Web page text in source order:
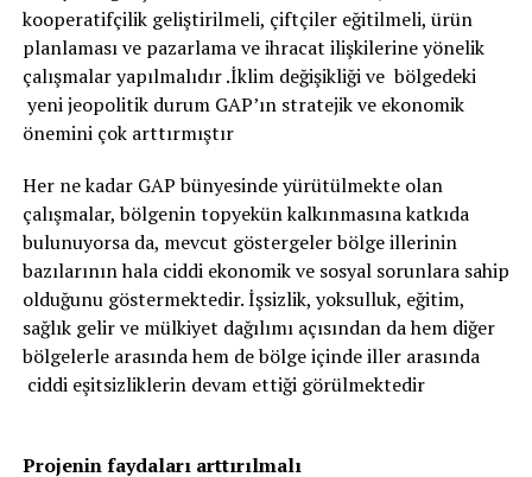
kooperatifçilik geliştirilmeli, çiftçiler eğitilmeli, ürün
planlaması ve pazarlama ve ihracat ilişkilerine yönelik
çalışmalar yapılmalıdır .İklim değişikliği ve bölgedeki
yeni jeopolitik durum GAP’ın stratejik ve ekonomik
önemini çok arttırmıştır
Her ne kadar GAP bünyesinde yürütülmekte olan
çalışmalar, bölgenin topyekün kalkınmasına katkıda
bulunuyorsa da, mevcut göstergeler bölge illerinin
bazılarının hala ciddi ekonomik ve sosyal sorunlara sahip
olduğunu göstermektedir. İşsizlik, yoksulluk, eğitim,
sağlık gelir ve mülkiyet dağılımı açısından da hem diğer
bölgelerle arasında hem de bölge içinde iller arasında
ciddi eşitsizliklerin devam ettiği görülmektedir
Projenin faydaları arttırılmalı